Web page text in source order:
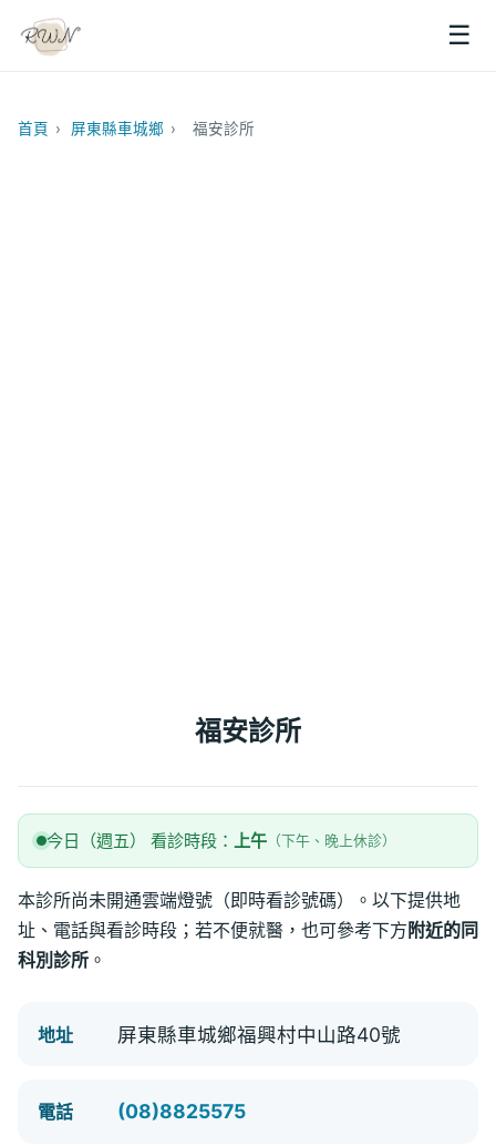
☰
首頁 › 屏東縣車城鄉 › 福安診所
福安診所
今日（週五） 看診時段： 上午 （下午、晚上休診）
本診所尚未開通雲端燈號（即時看診號碼）。以下提供地
址、電話與看診時段；若不便就醫，也可參考下方 附近的同
科別診所 。
地址 屏東縣車城鄉福興村中山路40號
電話 (08)8825575